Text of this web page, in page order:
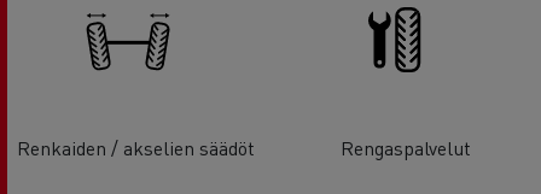
Renkaiden / akselien säädöt Rengaspalvelut